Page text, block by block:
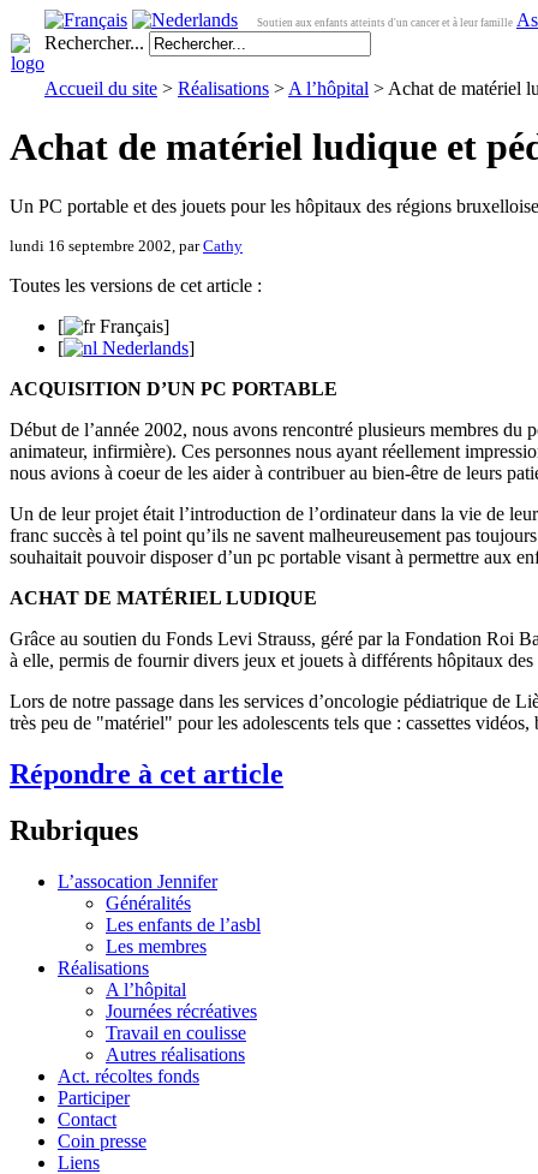
Soutien aux enfants atteints d'un cancer et à leur famille
Rechercher...
Accueil du site > Réalisations > A l’hôpital > Achat de matériel
Achat de matériel ludique et
Un PC portable et des jouets pour les hôpitaux des régions
lundi 16 septembre 2002, parCathy
Toutes les versions de cet article :
[
Français]
[
Nederlands]
ACQUISITION D’UN PC PORTABLE
Début de l’année 2002, nous avons rencontré plusieurs membres
animateur, infirmière). Ces personnes nous ayant réellement
nous avions à coeur de les aider à contribuer au bien-être de leurs
Un de leur projet était l’introduction de l’ordinateur dans la vie de
franc succès à tel point qu’ils ne savent malheureusement pas
souhaitait pouvoir disposer d’un pc portable visant à permettre aux
ACHAT DE MATÉRIEL LUDIQUE
Grâce au soutien du Fonds Levi Strauss, géré par la Fondation Roi
à elle, permis de fournir divers jeux et jouets à différents hôpitaux
Lors de notre passage dans les services d’oncologie pédiatrique de
très peu de "matériel" pour les adolescents tels que : cassettes vidéos,
Répondre à cet article
Rubriques
L’assocation Jennifer
Généralités
Les enfants de l’asbl
Les membres
Réalisations
A l’hôpital
Journées récréatives
Travail en coulisse
Autres réalisations
Act. récoltes fonds
Participer
Contact
Coin presse
Liens